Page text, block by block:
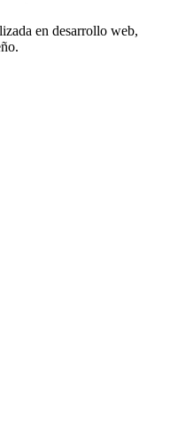
en desarrollo web,